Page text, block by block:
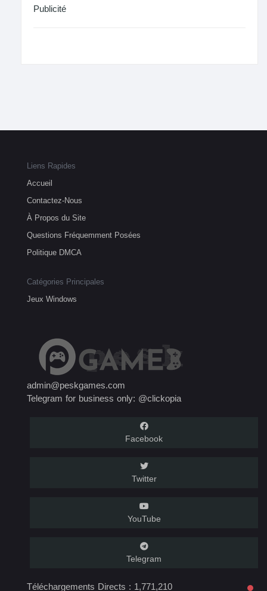
Publicité
Liens Rapides
Accueil
Contactez-Nous
À Propos du Site
Questions Fréquemment Posées
Politique DMCA
Catégories Principales
Jeux Windows
admin@peskgames.com
Telegram for business only: @clickopia
Facebook
Twitter
YouTube
Telegram
Téléchargements Directs : 1,771,210